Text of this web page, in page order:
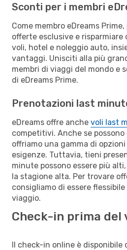
Sconti per i membri
Come membro eDreams
offerte esclusive e risparmiare
voli, hotel e noleggio auto,
vantaggi. Unisciti alla più
membri di viaggi del mondo e
di eDreams Prime.
Prenotazioni last
eDreams offre anche voli last
competitivi. Anche se possono
offriamo una gamma di
esigenze. Tuttavia, tieni
minute possono essere più
la stagione alta. Per trovare
consigliamo di essere
viaggio.
Check-in prima del
Il check-in online è disponibile